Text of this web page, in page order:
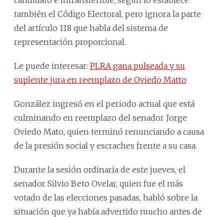
también el Código Electoral, pero ignora la parte
del artículo 118 que habla del sistema de
representación proporcional.
Le puede interesar: PLRA gana pulseada y su
suplente jura en reemplazo de Oviedo Matto
González ingresó en el periodo actual que está
culminando en reemplazo del senador Jorge
Oviedo Mato, quien terminó renunciando a causa
de la presión social y escraches frente a su casa.
Durante la sesión ordinaria de este jueves, el
senador Silvio Beto Ovelar, quien fue el más
votado de las elecciones pasadas, habló sobre la
situación que ya había advertido mucho antes de